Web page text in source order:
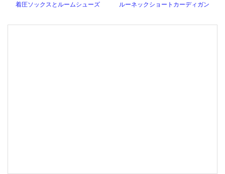
着圧ソックスとルームシューズ
ルーネックショートカーディガン